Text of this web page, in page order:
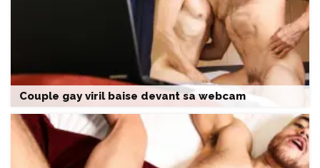
Couple gay viril baise devant sa webcam